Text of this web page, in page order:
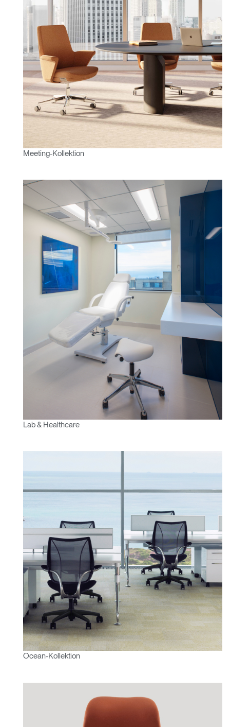
Wähle deinen Standort
anmelden
Passwort vergessen
Deutschland
Select
Region
Account erstellen
REGISTRIEREN
Artikelcode vorhanden?
EINGEBEN
Close
Box
Meeting-Kollektion
Lab & Healthcare
Ocean-Kollektion